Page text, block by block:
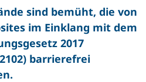
sind bemüht, die von
im Einklang mit dem
2017
barrierefrei